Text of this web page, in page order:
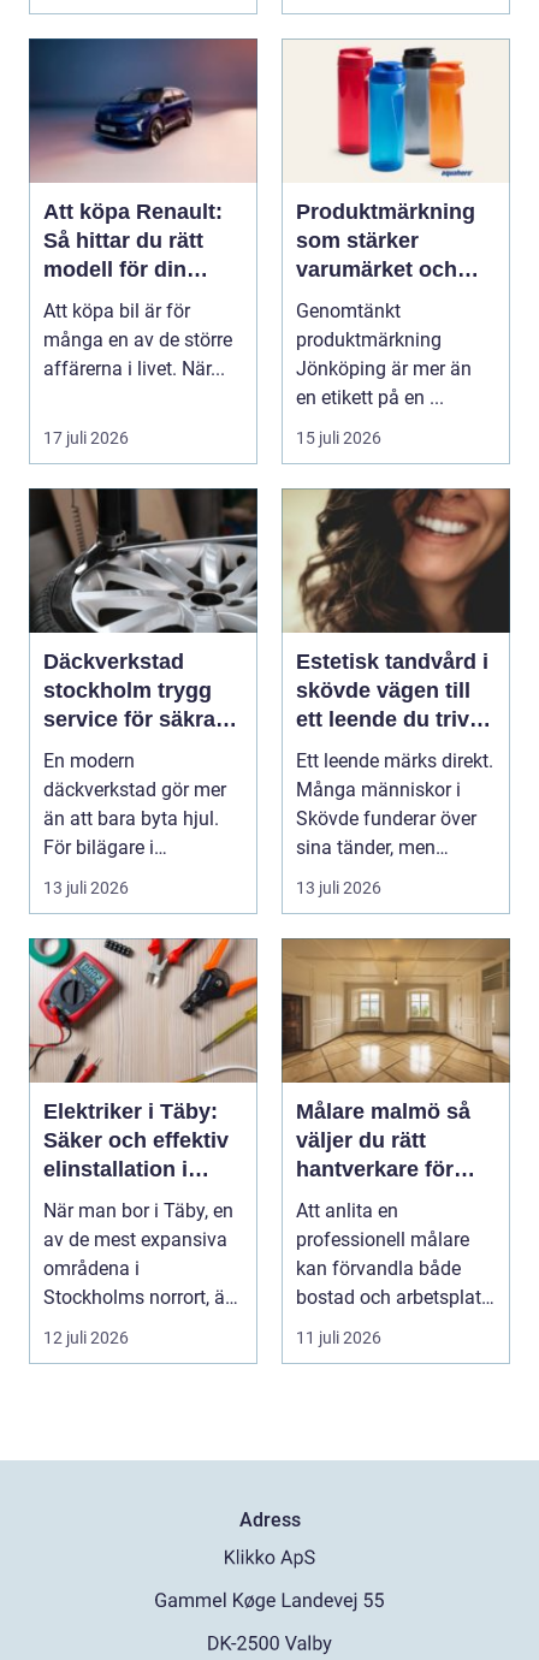
Att köpa Renault:
Så hittar du rätt
modell för din
vardag
Att köpa bil är för
många en av de större
affärerna i livet. När...
17 juli 2026
Produktmärkning
som stärker
varumärket och
förenklar vardagen
Genomtänkt
produktmärkning
Jönköping är mer än
en etikett på en ...
15 juli 2026
Däckverkstad
stockholm trygg
service för säkra
mil året runt
En modern
däckverkstad gör mer
än att bara byta hjul.
För bilägare i
Stockholm handlar
valet av däck...
13 juli 2026
Estetisk tandvård i
skövde vägen till
ett leende du trivs
med
Ett leende märks direkt.
Många människor i
Skövde funderar över
sina tänder, men
skjuter upp att gör...
13 juli 2026
Elektriker i Täby:
Säker och effektiv
elinstallation i
norrort
När man bor i Täby, en
av de mest expansiva
områdena i
Stockholms norrort, är
b...
12 juli 2026
Målare malmö så
väljer du rätt
hantverkare för
hem och företag
Att anlita en
professionell målare
kan förvandla både
bostad och arbetsplats
på kort tid. Färger, yt...
11 juli 2026
Adress